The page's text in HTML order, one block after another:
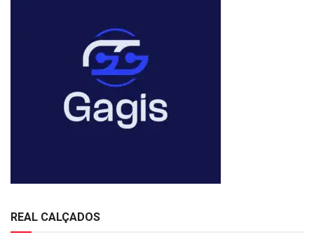
REAL CALÇADOS